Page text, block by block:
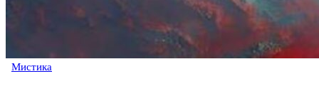
Мистика